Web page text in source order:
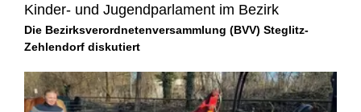
Kinder- und Jugendparlament im Bezirk
Die Bezirksverordnetenversammlung (BVV) Steglitz-
Zehlendorf diskutiert